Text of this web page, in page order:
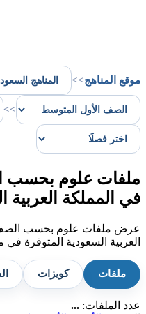
موقع المناهج>>
>>
ملفات علوم بحسب
في المملكة العربية
عرض ملفات علوم بحسب الصف
العربية السعودية المتوفرة في
ملفات كويزات
عدد الملفات: ...